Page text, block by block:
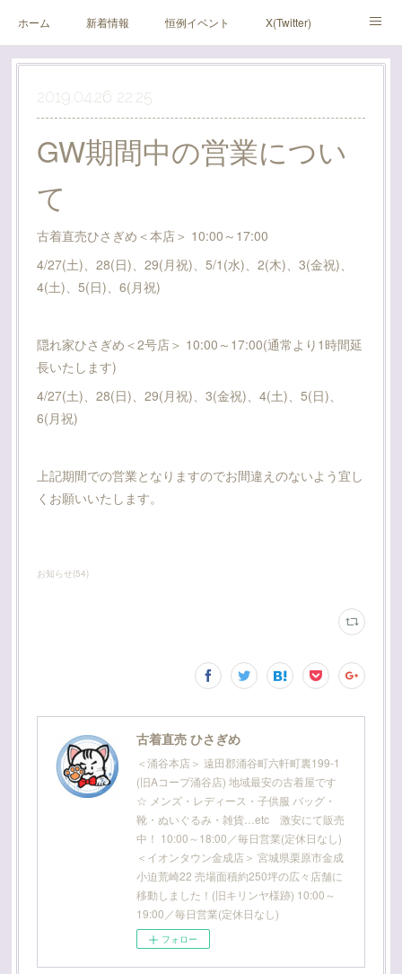
ホーム 新着情報 恒例イベント X(Twitter)
アメブロ Instagram
2019.04.26 22:25
GW期間中の営業につい
て
古着直売ひさぎめ＜本店＞ 10:00～17:00
4/27(土)、28(日)、29(月祝)、5/1(水)、2(木)、3(金祝)、
4(土)、5(日)、6(月祝)
隠れ家ひさぎめ＜2号店＞ 10:00～17:00(通常より1時間延
長いたします)
4/27(土)、28(日)、29(月祝)、3(金祝)、4(土)、5(日)、
6(月祝)
上記期間での営業となりますのでお間違えのないよう宜し
くお願いいたします。
お知らせ(54)
古着直売 ひさぎめ
＜涌谷本店＞ 遠田郡涌谷町六軒町裏199-1
(旧Aコープ涌谷店) 地域最安の古着屋です
☆ メンズ・レディース・子供服 バッグ・
靴・ぬいぐるみ・雑貨…etc 激安にて販売
中！ 10:00～18:00／毎日営業(定休日なし)
＜イオンタウン金成店＞ 宮城県栗原市金成
小迫荒崎22 売場面積約250坪の広々店舗に
移動しました！(旧キリンヤ様跡) 10:00～
19:00／毎日営業(定休日なし)
フォロー